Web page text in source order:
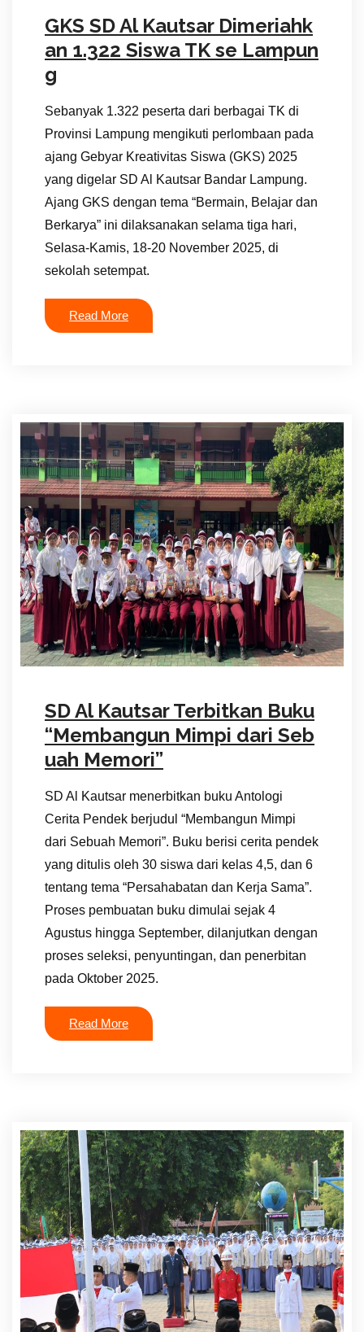
GKS SD Al Kautsar Dimeriahk
an 1.322 Siswa TK se Lampun
g
Sebanyak 1.322 peserta dari berbagai TK di
Provinsi Lampung mengikuti perlombaan pada
ajang Gebyar Kreativitas Siswa (GKS) 2025
yang digelar SD Al Kautsar Bandar Lampung.
Ajang GKS dengan tema “Bermain, Belajar dan
Berkarya” ini dilaksanakan selama tiga hari,
Selasa-Kamis, 18-20 November 2025, di
sekolah setempat.
Read More
SD Al Kautsar Terbitkan Buku
“Membangun Mimpi dari Seb
uah Memori”
SD Al Kautsar menerbitkan buku Antologi
Cerita Pendek berjudul “Membangun Mimpi
dari Sebuah Memori”. Buku berisi cerita pendek
yang ditulis oleh 30 siswa dari kelas 4,5, dan 6
tentang tema “Persahabatan dan Kerja Sama”.
Proses pembuatan buku dimulai sejak 4
Agustus hingga September, dilanjutkan dengan
proses seleksi, penyuntingan, dan penerbitan
pada Oktober 2025.
Read More